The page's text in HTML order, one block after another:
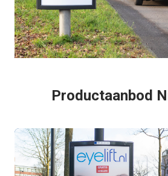
Productaanbod